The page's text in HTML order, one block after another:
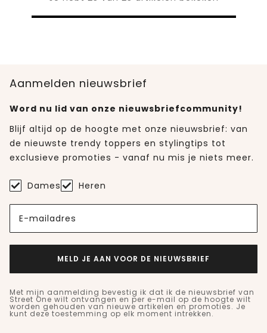
Aanmelden nieuwsbrief
Word nu lid van onze nieuwsbriefcommunity!
Blijf altijd op de hoogte met onze nieuwsbrief: van
de nieuwste trendy toppers en stylingtips tot
exclusieve promoties - vanaf nu mis je niets meer.
Dames Heren
E-mailadres
MELD JE AAN VOOR DE NIEUWSBRIEF
Met mijn aanmelding bevestig ik dat ik de nieuwsbrief van
Street One wilt ontvangen en per e-mail op de hoogte wilt
worden gehouden van nieuwe artikelen en promoties. Je
kunt deze toestemming op elk moment intrekken.